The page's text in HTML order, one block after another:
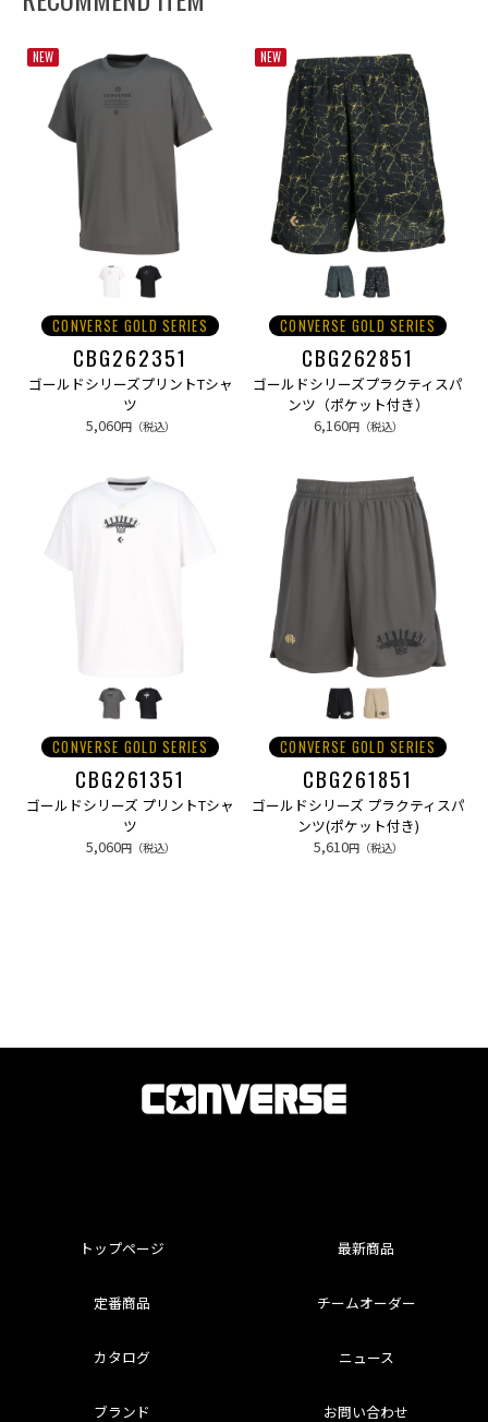
NEW
CONVERSE GOLD SERIES
CBG262351
ゴールドシリーズプリントTシャ
ツ
5,060円（税込）
NEW
CONVERSE GOLD SERIES
CBG262851
ゴールドシリーズプラクティスパ
ンツ（ポケット付き）
6,160円（税込）
CONVERSE GOLD SERIES
CBG261351
ゴールドシリーズ プリントTシャ
ツ
5,060円（税込）
CONVERSE GOLD SERIES
CBG261851
ゴールドシリーズ プラクティスパ
ンツ(ポケット付き)
5,610円（税込）
トップページ 最新商品
定番商品 チームオーダー
カタログ ニュース
ブランド お問い合わせ